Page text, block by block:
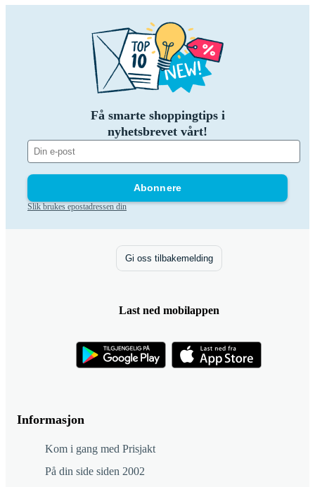
Få smarte shoppingtips i
nyhetsbrevet vårt!
Abonnere
Slik brukes epostadressen din
Informasjon
Kom i gang med Prisjakt
På din side siden 2002
Gi oss tilbakemelding
Last ned mobilappen